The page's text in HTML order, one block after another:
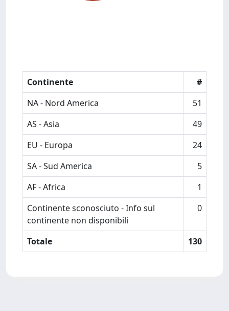
Continente
#
NA - Nord America
51
AS - Asia
49
EU - Europa
24
SA - Sud America
5
AF - Africa
1
Continente sconosciuto - Info sul
continente non disponibili
0
Totale 130